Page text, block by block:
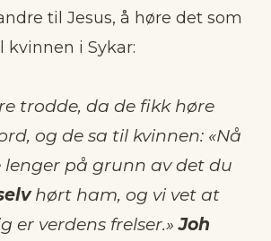
til Jesus, å høre det som
kvinnen i Sykar:
trodde, da de fikk høre
og de sa til kvinnen: «Nå
lenger på grunn av det du
hørt ham, og vi vet at
er verdens frelser.» Joh